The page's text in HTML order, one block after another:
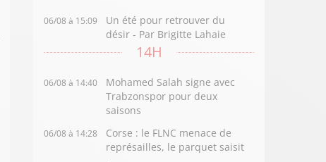
06/08 à 15:09
Un été pour retrouver du
désir - Par Brigitte Lahaie
14H
06/08 à 14:40
Mohamed Salah signe avec
Trabzonspor pour deux
saisons
06/08 à 14:28
Corse : le FLNC menace de
représailles, le parquet saisit